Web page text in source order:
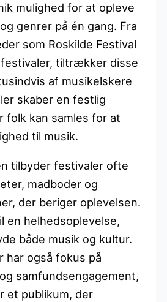
mulighed for at opleve
genrer på én gang. Fra
som Roskilde Festival
tiltrækker disse
af musikelskere
skaber en festlig
kan samles for at
til musik.
tilbyder festivaler ofte
madboder og
der beriger oplevelsen.
en helhedsoplevelse,
både musik og kultur.
har også fokus på
samfundsengagement,
et publikum, der